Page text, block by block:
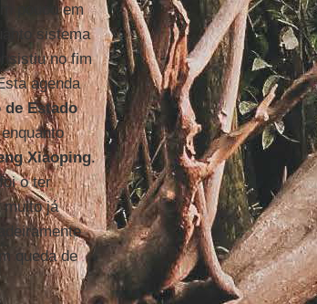
pouco em
sistema
no fim
agenda
de Estado
Xiaoping.
o ter
muito já
queda de